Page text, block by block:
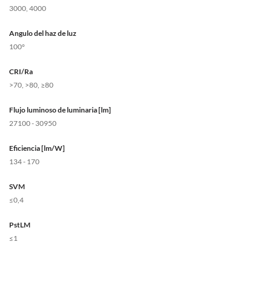
3000, 4000
Angulo del haz de luz
100°
CRI/Ra
>70, >80, ≥80
Flujo luminoso de luminaria [lm]
27100 - 30950
Eficiencia [lm/W]
134 - 170
SVM
≤0,4
PstLM
≤1